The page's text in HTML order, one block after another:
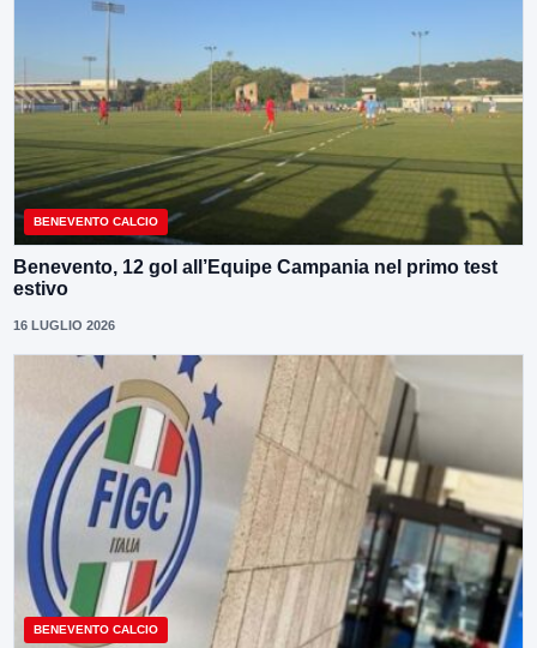
BENEVENTO CALCIO
Benevento, 12 gol all’Equipe Campania nel primo test
estivo
16 LUGLIO 2026
BENEVENTO CALCIO